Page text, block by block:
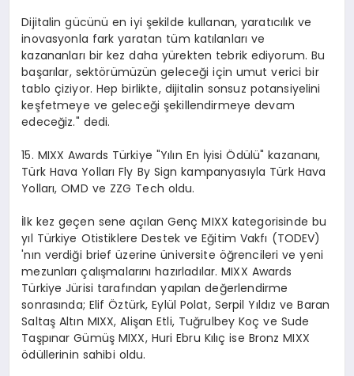
Dijitalin gücünü en iyi şekilde kullanan, yaratıcılık ve
inovasyonla fark yaratan tüm katılanları ve
kazananları bir kez daha yürekten tebrik ediyorum. Bu
başarılar, sektörümüzün geleceği için umut verici bir
tablo çiziyor. Hep birlikte, dijitalin sonsuz potansiyelini
keşfetmeye ve geleceği şekillendirmeye devam
edeceğiz." dedi.
15. MIXX Awards Türkiye "Yılın En İyisi Ödülü" kazananı,
Türk Hava Yolları Fly By Sign kampanyasıyla Türk Hava
Yolları, OMD ve ZZG Tech oldu.
İlk kez geçen sene açılan Genç MIXX kategorisinde bu
yıl Türkiye Otistiklere Destek ve Eğitim Vakfı (TODEV)
'nın verdiği brief üzerine üniversite öğrencileri ve yeni
mezunları çalışmalarını hazırladılar. MIXX Awards
Türkiye Jürisi tarafından yapılan değerlendirme
sonrasında; Elif Öztürk, Eylül Polat, Serpil Yıldız ve Baran
Saltaş Altın MIXX, Alişan Etli, Tuğrulbey Koç ve Sude
Taşpınar Gümüş MIXX, Huri Ebru Kılıç ise Bronz MIXX
ödüllerinin sahibi oldu.